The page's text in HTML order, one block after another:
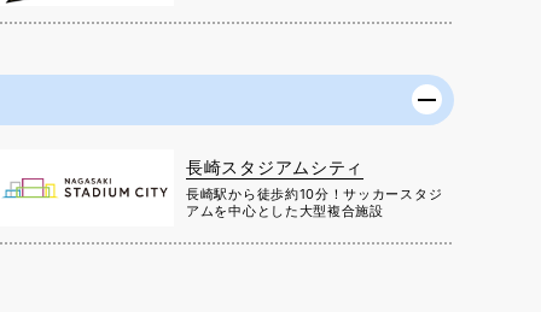
長崎スタジアムシティ
長崎駅から徒歩約10分！サッカースタジ
アムを中心とした大型複合施設